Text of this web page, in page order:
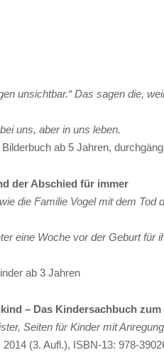
unsichtbar.“ Das sagen die,
uns, aber in uns leben.
ab 5 Jahren,
der Abschied für immer
die Familie Vogel mit dem
eine Woche vor der Geburt
ab 3 Jahren
– Das Kindersachbuch
Seiten für Kinder mit
Edition riedenburg, 2014 (3. Aufl.),